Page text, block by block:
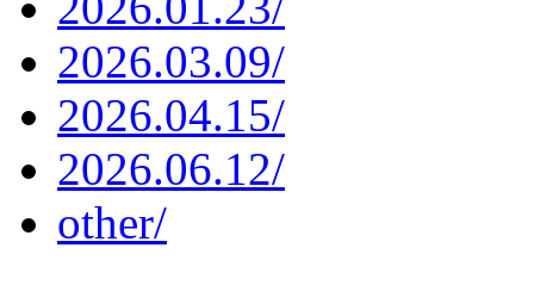
2026.03.09/
2026.04.15/
2026.06.12/
other/